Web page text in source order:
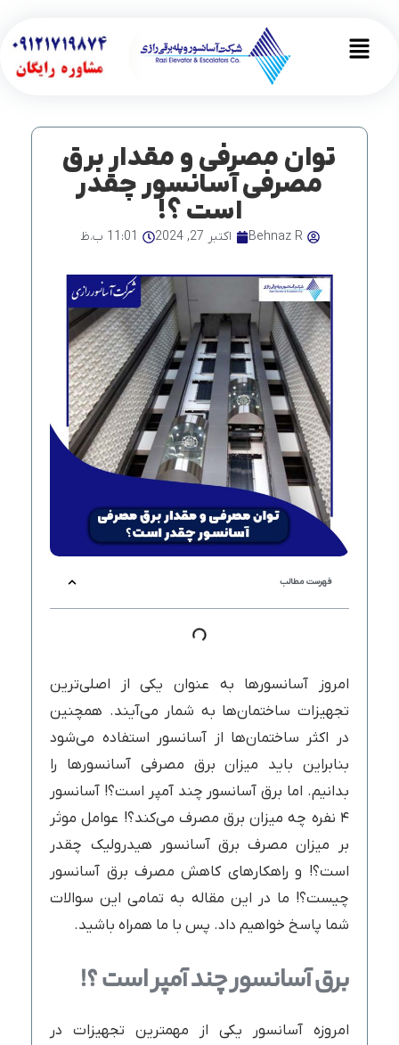
Main
توان مصرفی و مقدار برق
مصرفی آسانسور چقدر
است ؟!
Behnaz R اکتبر 27, 2024 11:01 ب.ظ
فهرست مطالب
امروز آسانسورها به عنوان یکی از اصلی‌ترین
تجهیزات ساختمان‌ها به شمار می‌آیند. همچنین
در اکثر ساختمان‌ها از آسانسور استفاده می‌شود
بنابراین باید میزان برق مصرفی آسانسورها را
بدانیم. اما برق آسانسور چند آمپر است؟! آسانسور
۴ نفره چه میزان برق مصرف می‌کند؟! عوامل موثر
بر میزان مصرف برق آسانسور هیدرولیک چقدر
است؟! و راهکارهای کاهش مصرف برق آسانسور
چیست؟! ما در این مقاله به تمامی این سوالات
شما پاسخ خواهیم داد. پس با ما همراه باشید.
برقآسانسورچندآمپراست؟!
امروزه آسانسور یکی از مهمترین تجهیزات در